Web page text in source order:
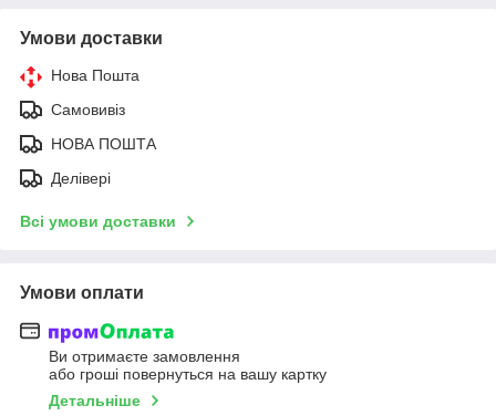
Умови доставки
Нова Пошта
Самовивіз
НОВА ПОШТА
Делівері
Всі умови доставки
Умови оплати
Ви отримаєте замовлення
або гроші повернуться на вашу картку
Детальніше